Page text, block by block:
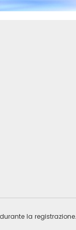
la registrazione.